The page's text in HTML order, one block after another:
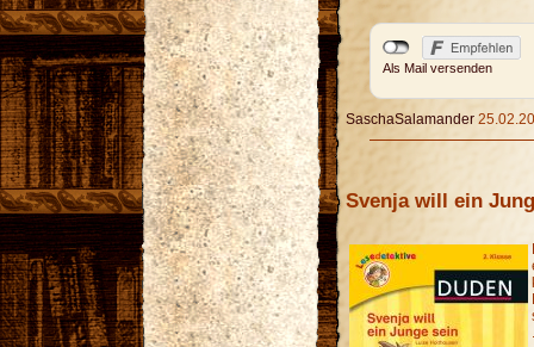
Als Mail versenden
SaschaSalamander
Svenja will ein